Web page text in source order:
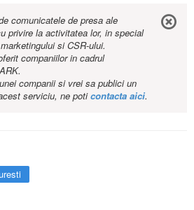
comunicatele de presa ale
privire la activitatea lor, in special
si CSR-ului.
companiilor in cadrul
companii si vrei sa publici un
serviciu, ne poticontacta aici.